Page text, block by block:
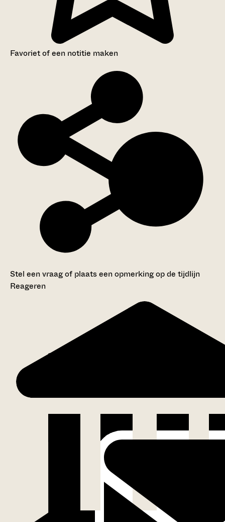
Favoriet of een notitie maken
Stel een vraag of plaats een opmerking op de tijdlijn
Reageren